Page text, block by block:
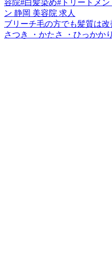
ブリーチ毛の方でも髪質は
さつき ・かたさ ・ひっかか